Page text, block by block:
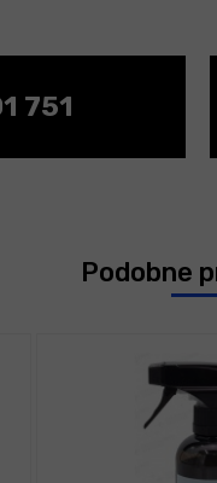
751
Podobne